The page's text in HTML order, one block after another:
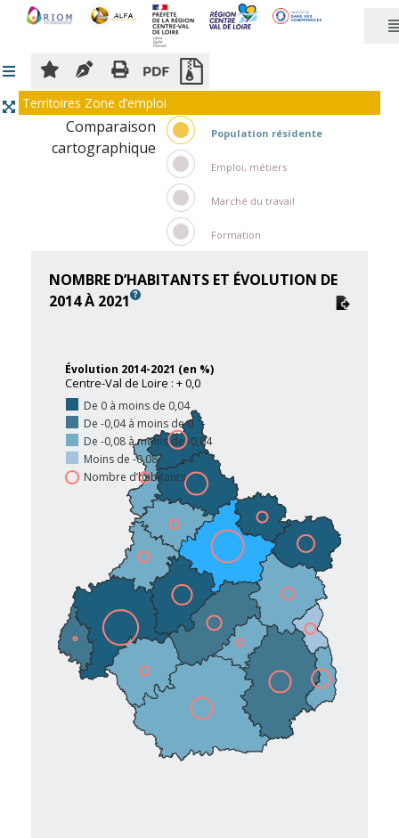
Territoires Zone d’emploi
Comparaison
cartographique
Population résidente
Emploi, métiers
Marché du travail
Formation
NOMBRE D’HABITANTS ET ÉVOLUTION DE
2014 À 2021
De 0 à moins de 0,04
De -0,04 à moins de 0
De -0,08 à moins de -0,04
Moins de -0,08
Nombre d’habitants
Évolution 2014-2021 (en %)
Centre-Val de Loire : + 0,0
Panneau de gestion des cookies